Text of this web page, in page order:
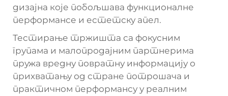
дизајна које побољшава функционалне
перформансе и естетску апел.
Тестирање тржишта са фокусним
групама и малопродајним партнерима
пружа вредну повратну информацију о
прихватању од стране потрошача и
практичном перформансу у реалним